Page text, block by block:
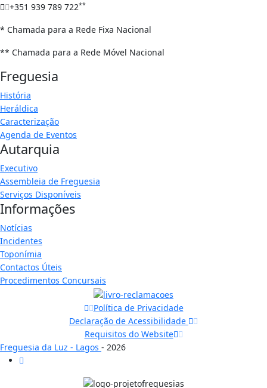
+351 939 789 722**
* Chamada para a Rede Fixa Nacional
** Chamada para a Rede Móvel Nacional
Freguesia
História
Heráldica
Caracterização
Agenda de Eventos
Autarquia
Executivo
Assembleia de Freguesia
Serviços Disponíveis
Informações
Notícias
Incidentes
Toponímia
Contactos Úteis
Procedimentos Concursais
Política de Privacidade
Declaração de Acessibilidade
Requisitos do Website
Freguesia da Luz - Lagos - 2026